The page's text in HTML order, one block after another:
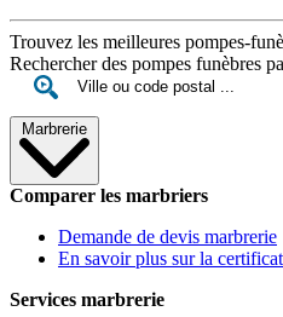
Trouvez les meilleures pompes-
Rechercher des pompes funèbres
Marbrerie
Comparer les marbriers
Demande de devis marbrerie
En savoir plus sur la
Services marbrerie